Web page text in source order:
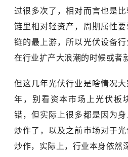
过很多次了，相对而言也是
链里相对轻资产，周期属性
链的最上游，所以光伏设备
在行业扩产大浪潮的时候或者
但这几年光伏行业是啥情况
年，别看资本市场上光伏板
错，但实际上很多都是因为
炒作了，以及之前市场对于
炒作，实际上，行业本身依然